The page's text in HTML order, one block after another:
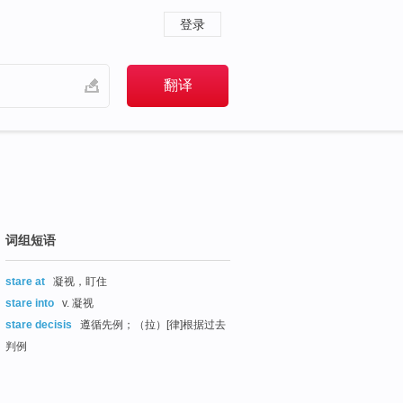
登录
词组短语
stare at
凝视，盯住
stare into
v. 凝视
stare decisis
遵循先例；（拉）[律]根据过去
判例